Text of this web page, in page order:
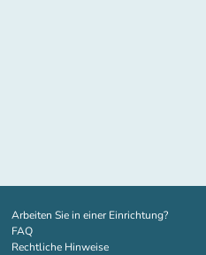
Arbeiten Sie in einer Einrichtung?(new tab)
FAQ
Rechtliche Hinweise